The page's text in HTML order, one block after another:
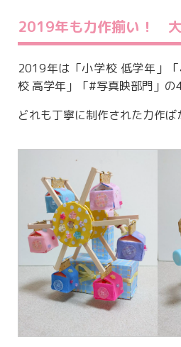
2019年も力作揃い！
2019年は「小学校 低学年」
校 高学年」「#写真映部門」の
どれも丁寧に制作された力作ば